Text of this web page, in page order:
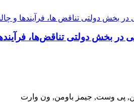
در بخش دولتی تناقض‌ها،
پی وست, جیمز باومن, ون وارت